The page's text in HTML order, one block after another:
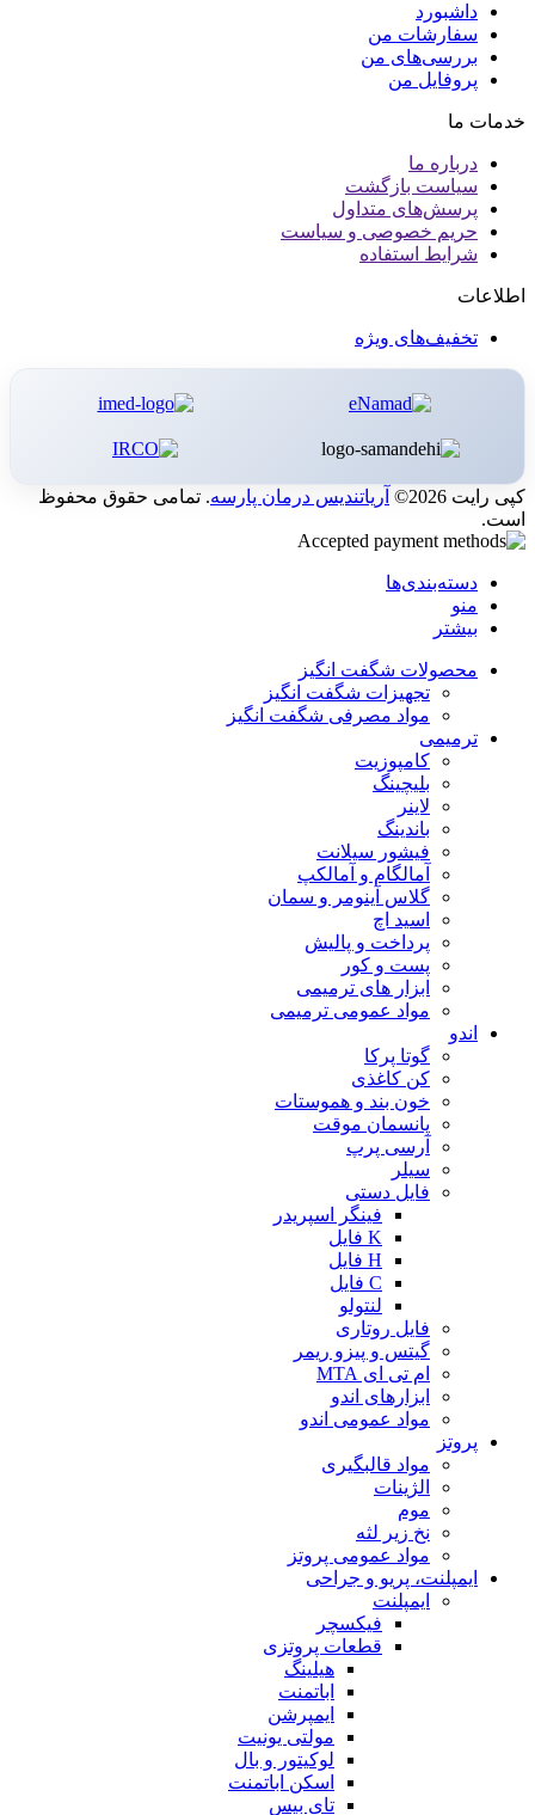
داشبورد
سفارشات من
بررسی‌های من
پروفایل من
خدمات ما
درباره ما
سیاست بازگشت
پرسش‌های متداول
حریم خصوصی و سیاست
شرایط استفاده
اطلاعات
تخفیف‌های ویژه
کپی رایت 2026© آریاتندیس درمان پارسه. تمامی حقوق محفوظ
است.
دسته‌بندی‌ها
منو
بیشتر
محصولات شگفت انگیز
تجهیزات شگفت انگیز
مواد مصرفی شگفت انگیز
ترمیمی
کامپوزیت
بلیچینگ
لاینر
باندینگ
فیشور سیلانت
آمالگام و آمالکپ
گلاس آینومر و سمان
اسید اچ
پرداخت و پالیش
پست و کور
ابزار های ترمیمی
مواد عمومی ترمیمی
اندو
گوتا پرکا
کن کاغذی
خون بند و هموستات
پانسمان موقت
آرسی پرپ
سیلر
فایل دستی
فینگر اسپریدر
K فایل
H فایل
C فایل
لنتولو
فایل روتاری
گیتس و پیزو ریمر
ام تی ای MTA
ابزارهای اندو
مواد عمومی اندو
پروتز
مواد قالبگیری
الژینات
موم
نخ زیر لثه
مواد عمومی پروتز
ایمپلنت، پریو و جراحی
ایمپلنت
فیکسچر
قطعات پروتزی
هیلینگ
اباتمنت
ایمپرشن
مولتی یونیت
لوکیتور و بال
اسکن اباتمنت
تای بیس